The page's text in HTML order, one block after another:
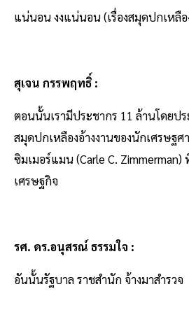
แน่นอน งงแน่นอน (เรื่องสมุดปกเหลื
สุเจน กรรพฤทธิ์ :
ตอนนั้นเรามีประชากร 11 ล้านโดย
สมุดปกเหลืองอ้างงานของนักเศรษฐศ
ซิมเมอร์แมน (Carle C. Zimmerman)
เศรษฐกิจ
รศ. ดร.อนุสรณ์ ธรรมใจ :
อันนั้นรัฐบาล ราชสำนัก จ้างมาสำรวจ